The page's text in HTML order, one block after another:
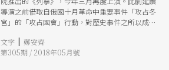
導演之前借取自俄國十月革命中重要事件「攻占冬
宮」的「攻占國會」行動，對歷史事件之所以成為
色，透過台上的場景及技術布署，解構劇場與影像
的生產過程，以拆解劇場與影像的幻象，甚至，試
文字 | 鄭安齊
第305期 / 2018年05月號